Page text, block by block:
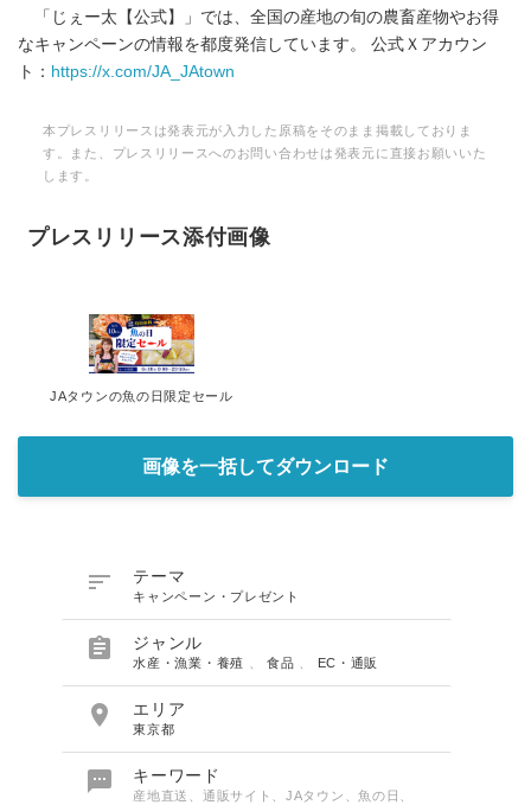
「じぇー太【公式】」では、全国の産地の旬の農畜産物やお得
なキャンペーンの情報を都度発信しています。 公式Ｘアカウン
ト： https://x.com/JA_JAtown
本プレスリリースは発表元が入力した原稿をそのまま掲載しておりま
す。また、プレスリリースへのお問い合わせは発表元に直接お願いいた
します。
プレスリリース添付画像
JAタウンの魚の日限定セール
画像を一括してダウンロード
 テーマ
キャンペーン・プレゼント
 ジャンル
水産・漁業・養殖 、食品 EC・通販
 エリア
東京都
 キーワード
産地直送、通販サイト、JAタウン、魚の日、